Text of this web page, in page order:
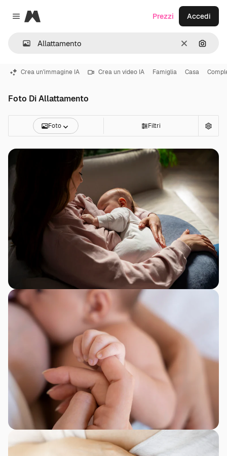
Close menu
Magnific
CancellaCerca
Prezzi Accedi
Crea un'immagine IA Crea un video IA Famiglia Casa
Foto Di Allattamento
Foto Filtri